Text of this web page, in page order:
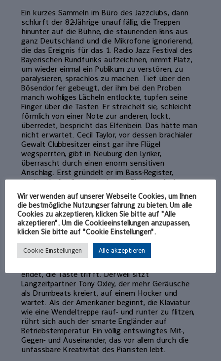
Ein kurzes Sammeln im Büro des Jazzclubs, dann
schlurft der 82-Jährige unauffällig die Treppen
hinunter auf die Bühne, die staunenden Fans aus
ganz Deutschland und die Mikrofone ignorierend,
die das Ereignis für das 1. Radio Jazz Festival des
Bayerischen Rundfunks aufzeichnen, nimmt Platz,
um wieder einmal ein Publikum zu verstören, zu
paralysieren, sprachlos zu machen. Tief über den
Bösendorfer gebeugt, der ihm bei den Proben
manch wohliges Lächeln entlockte, tupfen seine
Finger über die Tasten. Er streichelt sie, schleicht
förmlich von einer Note zur anderen, lockt,
überredet, bespricht das Elfenbein. Das hätte man
nicht erwartet. Cecil Taylor, vor dessen brachialer
Gewalt Clubbesitzer einst gar ihre Flügel
wegsperrten, gibt in Neuburg den Lyriker,
überrascht durch einen enorm sensitiven
Anschlag. Erst gründelt er im Bass-Register,
suchend, albträumend, einsam. Eine mystische
Ouvertüre voller nicht gespielter Akkorde und
Geistertriolen, ein Ertasten des Raumes, der
Atmosphäre.
Jeder Ton klingt für sich, ist präzise zu vernehmen,
und verbindet sich doch in zunehmend rasender
Geschwindigkeit mit 87 anderen. Eine Bewegung,
die von den Füßen, den Zehen ausgeht, sich über
endet, die Taste trifft. Derweil sitzt
Langzeitpartner Tony Oxley, der mehr Geräusche
als Drumbeats kreiert, auf einem Hocker und
wartet. Als der Amerikaner beginnt, die Klaviatur
wie eine Wendeltreppe rauf- und runter zu flitzen,
rührt sich auch der smarte Engländer auf
Betriebstemperatur. Ein völlig entswingtes Mit-,
Gegen- und Auseinander, das vor allem durch die
unfassbare Kreativität des Pianisten lebt.
Wir verwenden auf unserer Webseite Cookies, um Ihnen
die bestmögliche Nutzungserfahrung zu bieten. Um alle
Cookies zu akzeptieren, klicken Sie bitte auf "Alle
akzeptieren". Um die Cookieeinstellungen anzupassen,
klicken Sie bitte auf "Cookie Einstellungen".
Cookie Einstellungen Alle akzeptieren